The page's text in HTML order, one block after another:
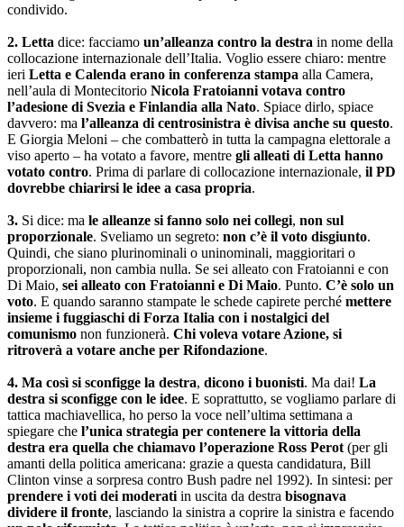
condivido.
2. Letta dice: facciamo un’alleanza contro la destra in nome della
collocazione internazionale dell’Italia. Voglio essere chiaro: mentre
ieri Letta e Calenda erano in conferenza stampa alla Camera,
nell’aula di Montecitorio Nicola Fratoianni votava contro
l’adesione di Svezia e Finlandia alla Nato. Spiace dirlo, spiace
davvero: ma l’alleanza di centrosinistra è divisa anche su questo.
E Giorgia Meloni – che combatterò in tutta la campagna elettorale a
viso aperto – ha votato a favore, mentre gli alleati di Letta hanno
votato contro. Prima di parlare di collocazione internazionale, il PD
dovrebbe chiarirsi le idee a casa propria.
3. Si dice: ma le alleanze si fanno solo nei collegi, non sul
proporzionale. Sveliamo un segreto: non c’è il voto disgiunto.
Quindi, che siano plurinominali o uninominali, maggioritari o
proporzionali, non cambia nulla. Se sei alleato con Fratoianni e con
Di Maio, sei alleato con Fratoianni e Di Maio. Punto. C’è solo un
voto. E quando saranno stampate le schede capirete perché mettere
insieme i fuggiaschi di Forza Italia con i nostalgici del
comunismo non funzionerà. Chi voleva votare Azione, si
ritroverà a votare anche per Rifondazione.
4. Ma così si sconfigge la destra, dicono i buonisti. Ma dai! La
destra si sconfigge con le idee. E soprattutto, se vogliamo parlare di
tattica machiavellica, ho perso la voce nell’ultima settimana a
spiegare che l’unica strategia per contenere la vittoria della
destra era quella che chiamavo l’operazione Ross Perot (per gli
amanti della politica americana: grazie a questa candidatura, Bill
Clinton vinse a sorpresa contro Bush padre nel 1992). In sintesi: per
prendere i voti dei moderati in uscita da destra bisognava
dividere il fronte, lasciando la sinistra a coprire la sinistra e facendo